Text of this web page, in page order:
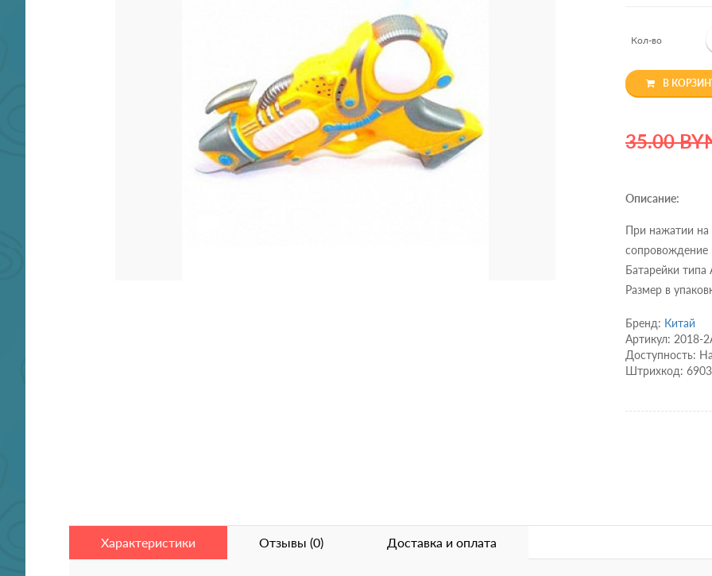
Кол-во
В
35.00
Описание:
При нажатии на
сопровождение
Батарейки
Размер в
Бренд: Китай
Артикул: 2018-
Доступность:
Штрихкод:
Характеристики Отзывы (0) Доставка и оплата